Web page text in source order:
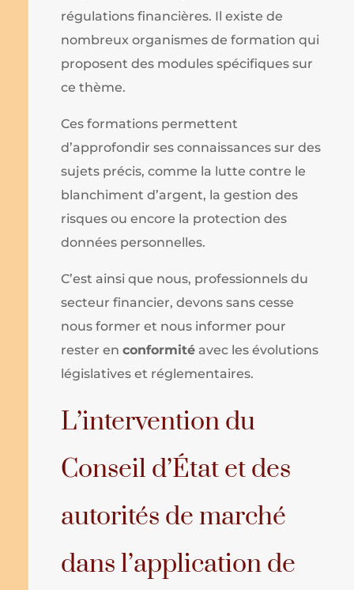
régulations financières. Il existe de
nombreux organismes de formation qui
proposent des modules spécifiques sur
ce thème.
Ces formations permettent
d’approfondir ses connaissances sur des
sujets précis, comme la lutte contre le
blanchiment d’argent, la gestion des
risques ou encore la protection des
données personnelles.
C’est ainsi que nous, professionnels du
secteur financier, devons sans cesse
nous former et nous informer pour
rester enconformité avec les évolutions
législatives et réglementaires.
L’intervention du
Conseil d’État et des
autorités de marché
dans l’application de